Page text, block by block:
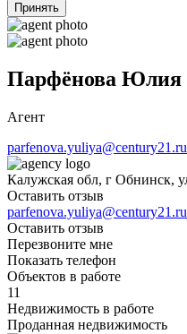
Принять
Парфёнова Юлия
Агент
parfenova.yuliya@century21.ru
Калужская обл, г Обнинск,
Оставить отзыв
parfenova.yuliya@century21.ru
Оставить отзыв
Перезвоните мне
Показать телефон
Объектов в работе
11
Недвижимость в работе
Проданная недвижимость